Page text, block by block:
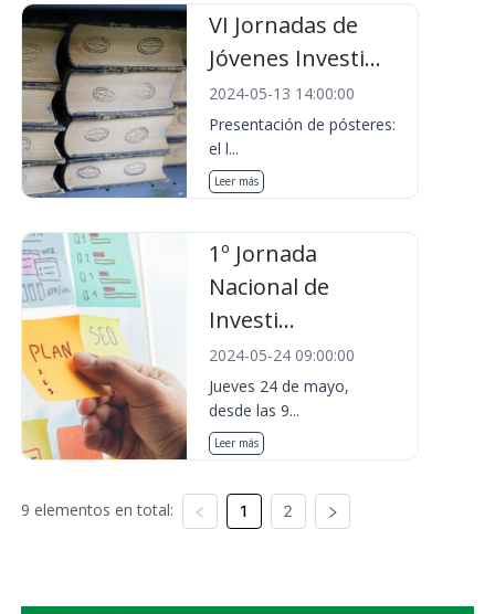
VI Jornadas de
Jóvenes Investi...
2024-05-13 14:00:00
Presentación de pósteres:
el l...
Leer más
1º Jornada
Nacional de
Investi...
2024-05-24 09:00:00
Jueves 24 de mayo,
desde las 9...
Leer más
9 elementos en total: 1 2